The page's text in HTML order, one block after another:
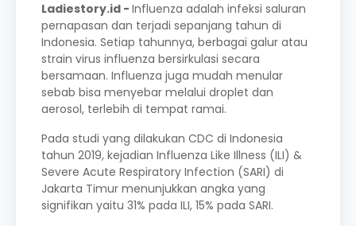
Ladiestory.id - Influenza adalah infeksi saluran
pernapasan dan terjadi sepanjang tahun di
Indonesia. Setiap tahunnya, berbagai galur atau
strain virus influenza bersirkulasi secara
bersamaan. Influenza juga mudah menular
sebab bisa menyebar melalui droplet dan
aerosol, terlebih di tempat ramai.
Pada studi yang dilakukan CDC di Indonesia
tahun 2019, kejadian Influenza Like Illness (ILI) &
Severe Acute Respiratory Infection (SARI) di
Jakarta Timur menunjukkan angka yang
signifikan yaitu 31% pada ILI, 15% pada SARI.